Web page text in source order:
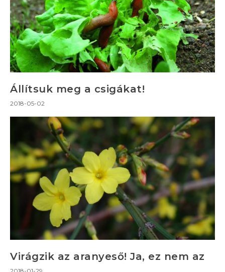
Állítsuk meg a csigákat!
2018-05-02
Virágzik az aranyeső! Ja, ez nem az